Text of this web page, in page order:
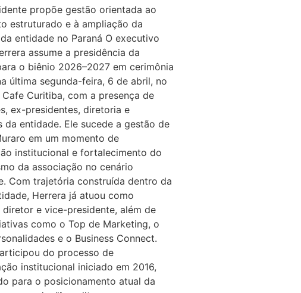
propõe gestão orientada ao
estruturado e à ampliação da
entidade no Paraná O executivo
assume a presidência da
o biênio 2026–2027 em cerimônia
última segunda-feira, 6 de abril, no
Curitiba, com a presença de
ex-presidentes, diretoria e
da entidade. Ele sucede a gestão de
em um momento de
institucional e fortalecimento do
da associação no cenário
Com trajetória construída dentro da
Herrera já atuou como
diretor e vice-presidente, além de
como o Top de Marketing, o
e o Business Connect.
do processo de
institucional iniciado em 2016,
para o posicionamento atual da